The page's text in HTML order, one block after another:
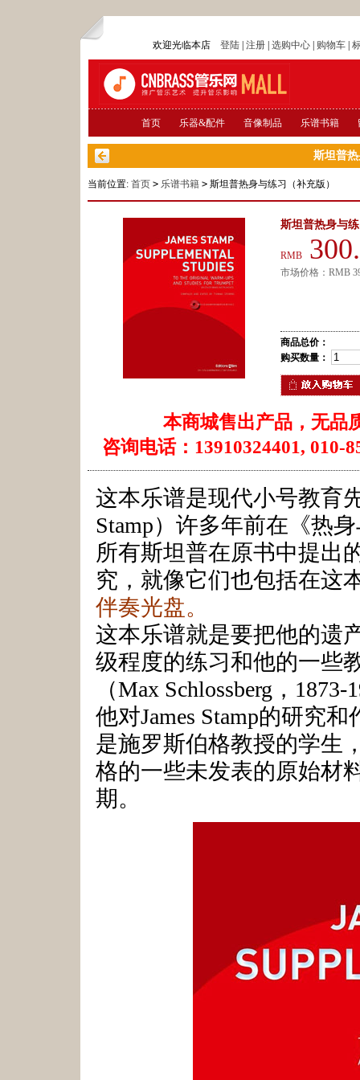
欢迎光临本店 登陆| 注册| 选购中心| 购物车|
首页 乐器&配件 音像制品 乐谱书籍
斯坦普
当前位置: 首页 > 乐谱书籍 > 斯坦普热身与练习（补充版）
斯坦普热身与
RMB
市场价格： RMB
商品总价：
购买数量：
本商城售出产品，无品
咨询电话：13910324401, 010-
这本乐谱是现代小号教育
Stamp）许多年前在《热
所有斯坦普在原书中提出
究，就像它们也包括在这
伴奏光盘。
这本乐谱就是要把他的遗
级程度的练习和他的一些
（Max Schlossberg，
他对James Stamp的研究
是施罗斯伯格教授的学生
格的一些未发表的原始材
期。